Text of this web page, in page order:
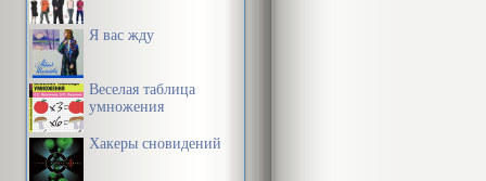
Я вас жду
Веселая таблица
умножения
Хакеры сновидений